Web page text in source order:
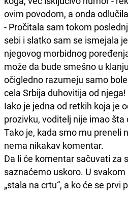
ovim povodom, a onda
- Pročitala sam tokom
sebi i slatko sam se ismejala
njegovog morbidnog
može da bude smešno u
očigledno razumeju samo
cela Srbija duhovitija od
Iako je jedna od retkih koja je
prozivku, voditelj nije imao šta
Tako je, kada smo mu preneli
nema nikakav komentar.
Da li će komentar sačuvati za
saznaćemo uskoro. U
„stala na crtu“, a ko će se prvi